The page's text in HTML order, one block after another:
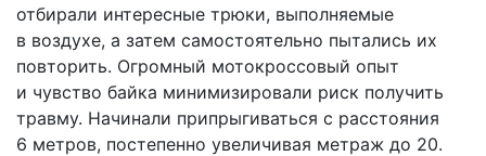
отбирали интересные трюки, выполняемые
в воздухе, а затем самостоятельно пытались их
повторить. Огромный мотокроссовый опыт
и чувство байка минимизировали риск получить
травму. Начинали припрыгиваться с расстояния
6 метров, постепенно увеличивая метраж до 20.